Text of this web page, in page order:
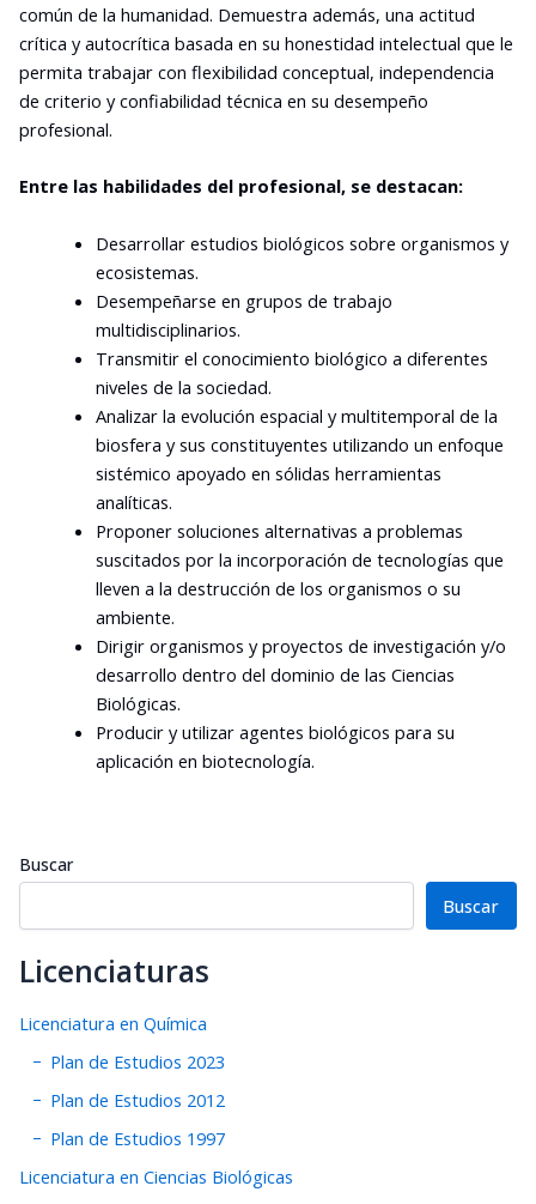
común de la humanidad. Demuestra además, una actitud
crítica y autocrítica basada en su honestidad intelectual que le
permita trabajar con flexibilidad conceptual, independencia
de criterio y confiabilidad técnica en su desempeño
profesional.
Entre las habilidades del profesional, se destacan:
Desarrollar estudios biológicos sobre organismos y
ecosistemas.
Desempeñarse en grupos de trabajo
multidisciplinarios.
Transmitir el conocimiento biológico a diferentes
niveles de la sociedad.
Analizar la evolución espacial y multitemporal de la
biosfera y sus constituyentes utilizando un enfoque
sistémico apoyado en sólidas herramientas
analíticas.
Proponer soluciones alternativas a problemas
suscitados por la incorporación de tecnologías que
lleven a la destrucción de los organismos o su
ambiente.
Dirigir organismos y proyectos de investigación y/o
desarrollo dentro del dominio de las Ciencias
Biológicas.
Producir y utilizar agentes biológicos para su
aplicación en biotecnología.
Buscar
Buscar
Licenciaturas
Licenciatura en Química
Plan de Estudios 2023
Plan de Estudios 2012
Plan de Estudios 1997
Licenciatura en Ciencias Biológicas